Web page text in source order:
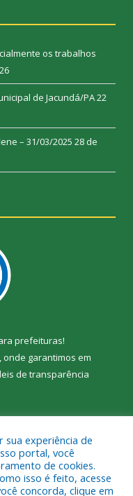
os trabalhos
de Jacundá/PA22
– 31/03/2025 28 de
prefeituras!
onde garantimos em
leis de transparência
sua experiência de
portal, você
de cookies.
isso é feito, acesse
concorda, clique em